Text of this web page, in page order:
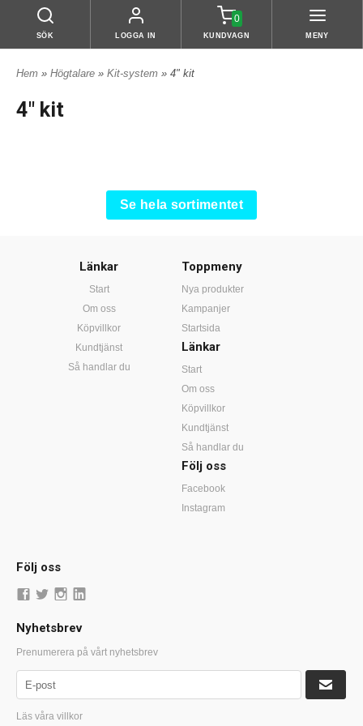
SÖK LOGGA IN
0
KUNDVAGN MENY
Hem » Högtalare » Kit-system » 4" kit
4" kit
Se hela sortimentet
Länkar
Start
Om oss
Köpvillkor
Kundtjänst
Så handlar du
Toppmeny
Nya produkter
Kampanjer
Startsida
Länkar
Start
Om oss
Köpvillkor
Kundtjänst
Så handlar du
Följ oss
Facebook
Instagram
Följ oss
Nyhetsbrev
Prenumerera på vårt nyhetsbrev
Läs våra villkor